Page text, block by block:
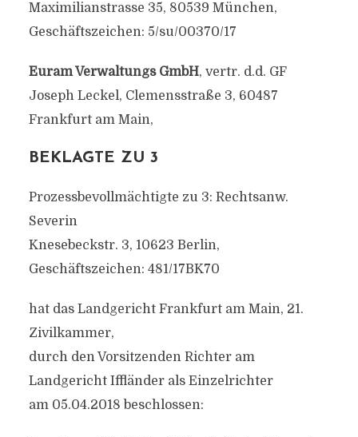
Maximilianstrasse 35, 80539 München,
Geschäftszeichen: 5/su/00370/17
Euram Verwaltungs GmbH, vertr. d.d. GF
Joseph Leckel, Clemensstraße 3, 60487
Frankfurt am Main,
BEKLAGTE ZU 3
Prozessbevollmächtigte zu 3: Rechtsanw.
Severin
Knesebeckstr. 3, 10623 Berlin,
Geschäftszeichen: 481/17BK70
hat das Landgericht Frankfurt am Main, 21.
Zivilkammer,
durch den Vorsitzenden Richter am
Landgericht Iffländer als Einzelrichter
am 05.04.2018 beschlossen: